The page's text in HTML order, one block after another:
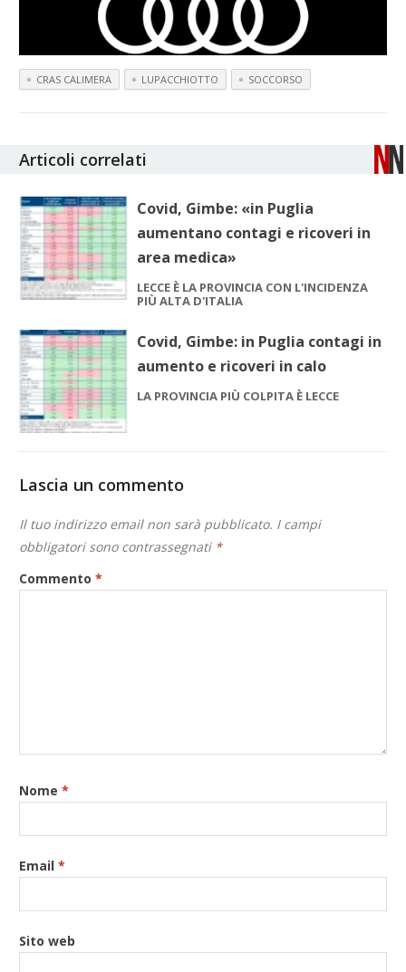
CRAS CALIMERA LUPACCHIOTTO SOCCORSO
Articoli correlati
Covid, Gimbe: «in Puglia
aumentano contagi e ricoveri in
area medica»
LECCE È LA PROVINCIA CON L'INCIDENZA
PIÙ ALTA D'ITALIA
Covid, Gimbe: in Puglia contagi in
aumento e ricoveri in calo
LA PROVINCIA PIÙ COLPITA È LECCE
Lascia un commento
Il tuo indirizzo email non sarà pubblicato. I campi
obbligatori sono contrassegnati *
Commento*
Nome*
Email*
Sito web